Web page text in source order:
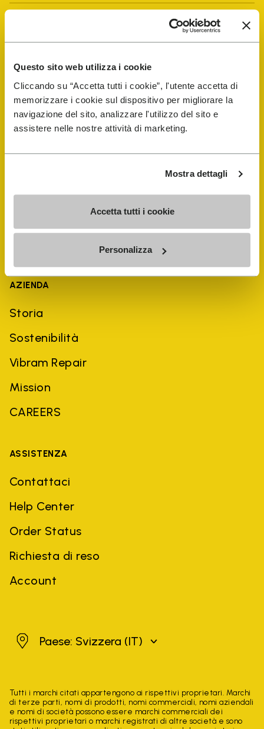
Questo sito web utilizza i cookie
Cliccando su “Accetta tutti i cookie”, l'utente accetta di
memorizzare i cookie sul dispositivo per migliorare la
navigazione del sito, analizzare l'utilizzo del sito e
assistere nelle nostre attività di marketing.
Mostra dettagli
Accetta tutti i cookie
Personalizza
Shop
Shoe Repair Locator
AZIENDA
Storia
Sostenibilità
Vibram Repair
Mission
CAREERS
ASSISTENZA
Contattaci
Help Center
Order Status
Richiesta di reso
Account
SvizzeraPaese: Svizzera (IT)
Tutti i marchi citati appartengono ai rispettivi proprietari. Marchi
di terze parti, nomi di prodotti, nomi commerciali, nomi aziendali
e nomi di società possono essere marchi commerciali dei
rispettivi proprietari o marchi registrati di altre società e sono